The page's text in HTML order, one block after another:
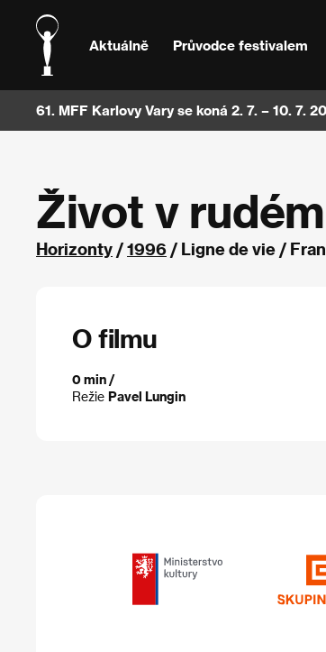
Aktuálně Průvodce festivalem
61. MFF Karlovy Vary se koná 2. 7. – 10. 7.
Život v rudém
Horizonty /1996 / Ligne de vie /
O filmu
0 min /
Režie Pavel Lungin